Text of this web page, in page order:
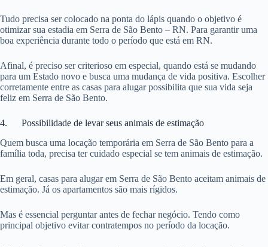
Tudo precisa ser colocado na ponta do lápis quando o objetivo é
otimizar sua estadia em Serra de São Bento – RN. Para garantir uma
boa experiência durante todo o período que está em RN.
Afinal, é preciso ser criterioso em especial, quando está se mudando
para um Estado novo e busca uma mudança de vida positiva. Escolher
corretamente entre as casas para alugar possibilita que sua vida seja
feliz em Serra de São Bento.
4. Possibilidade de levar seus animais de estimação
Quem busca uma locação temporária em Serra de São Bento para a
família toda, precisa ter cuidado especial se tem animais de estimação.
Em geral, casas para alugar em Serra de São Bento aceitam animais de
estimação. Já os apartamentos são mais rígidos.
Mas é essencial perguntar antes de fechar negócio. Tendo como
principal objetivo evitar contratempos no período da locação.